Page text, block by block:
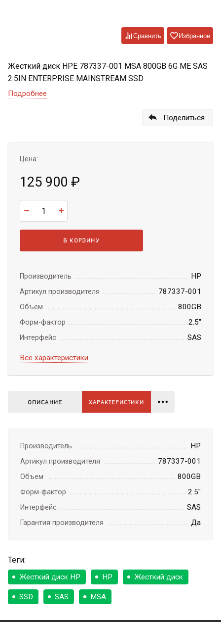
Сравнить Избранное
Жесткий диск HPE 787337-001 MSA 800GB 6G ME SAS
2.5IN ENTERPRISE MAINSTREAM SSD
Подробнее
Поделиться
Цена:
125 900 ₽
В КОРЗИНУ
Производитель HP
Артикул производителя 787337-001
Объем 800GB
Форм-фактор 2.5"
Интерфейс SAS
Все характеристики
ОПИСАНИЕ ХАРАКТЕРИСТИКИ
Производитель HP
Артикул производителя 787337-001
Объем 800GB
Форм-фактор 2.5"
Интерфейс SAS
Гарантия производителя Да
Теги:
Жесткий диск HP HP Жесткий диск
SSD SAS MSA